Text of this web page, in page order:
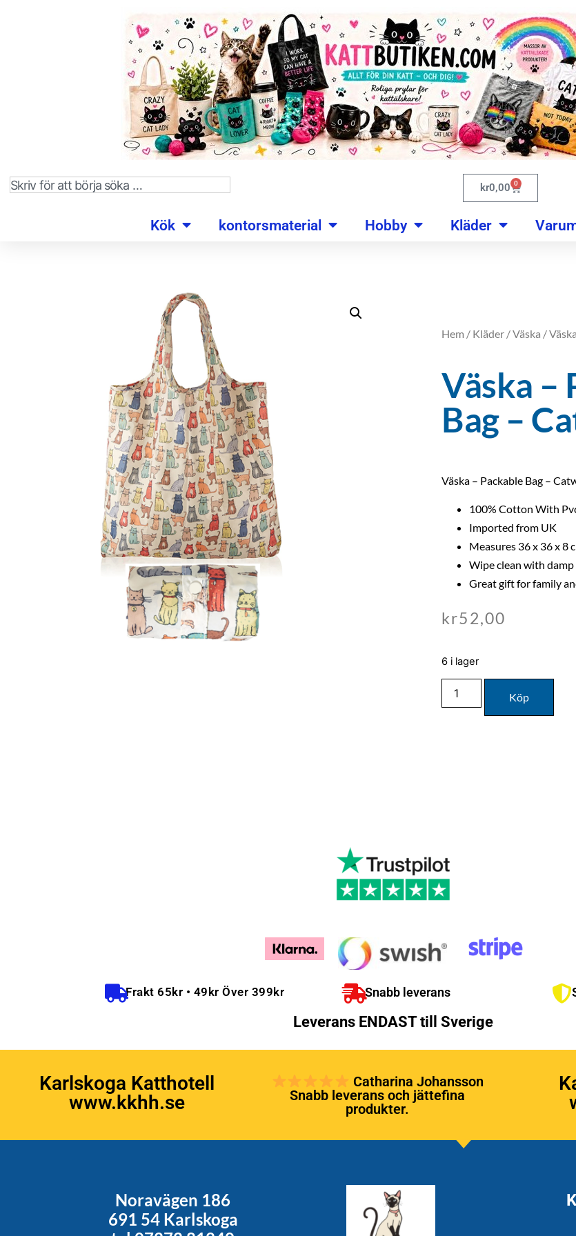
kr0,00 0
Kök kontorsmaterial Hobby Kläder
Hem / Kläder /Väska /
Väska –
Bag –
Väska – Packable Bag –
100% Cotton With
Imported from UK
Measures 36 x 36 x 8
Wipe clean with
Great gift for family
kr52,00
6 i lager
Köp
Frakt 65kr • 49kr Över 399kr Snabb leverans
Leverans ENDAST till Sverige
Karlskoga Katthotell
www.kkhh.se
Catharina Johansson
Snabb leverans och jättefina
produkter.
Noravägen 186
691 54 Karlskoga